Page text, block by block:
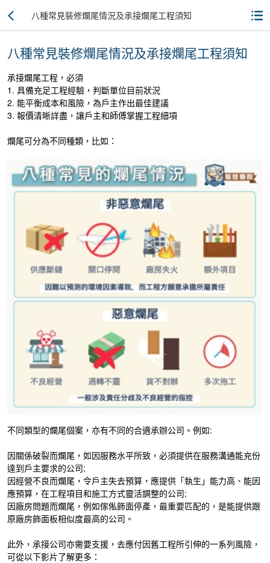
八種常見裝修爛尾情況及承接爛尾工程須知
八種常見裝修爛尾情況及承接爛尾工程須知
承接爛尾工程，必須
1. 具備充足工程經驗，判斷單位目前狀況
2. 能平衡成本和風險，為戶主作出最佳建議
3. 報價清晰詳盡，讓戶主和師傅掌握工程細項
爛尾可分為不同種類，比如：
不同類型的爛尾個案，亦有不同的合適承辦公司。例如:
因關係破裂而爛尾，如因服務水平所致，必須提供在服務溝通能充份
達到戶主要求的公司;
因經營不良而爛尾，令戶主失去預算，應提供「執生」能力高、能因
應預算，在工程項目和施工方式靈活調整的公司;
因廠房問題而爛尾，例如傢俬飾面停產，最重要匹配的，是能提供跟
原廠房飾面板相似度最高的公司。
此外，承接公司亦需要支援，去應付因舊工程所引伸的一系列風險，
可從以下影片了解更多：